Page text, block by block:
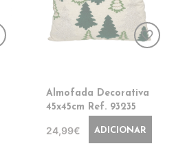
favorite_border
Almofada Decorativa
45x45cm Ref. 93235
24,99€ ADICIONAR